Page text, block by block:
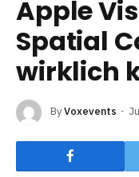
Apple
Spatial
wirklich
ByVoxevents